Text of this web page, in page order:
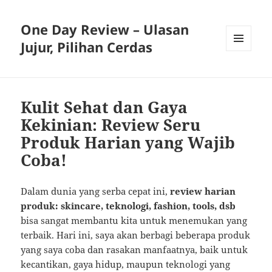
One Day Review – Ulasan
Jujur, Pilihan Cerdas
Kulit Sehat dan Gaya
Kekinian: Review Seru
Produk Harian yang Wajib
Coba!
Dalam dunia yang serba cepat ini,review harian
produk: skincare, teknologi, fashion, tools, dsb
bisa sangat membantu kita untuk menemukan yang
terbaik. Hari ini, saya akan berbagi beberapa produk
yang saya coba dan rasakan manfaatnya, baik untuk
kecantikan, gaya hidup, maupun teknologi yang